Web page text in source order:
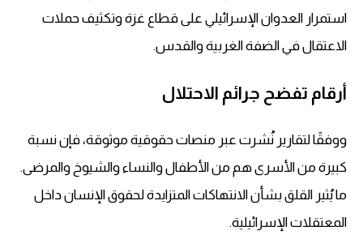
استمرار العدوان الإسرائيلي على قطاع غزة وتكثيف حملات
الاعتقال في الضفة الغربية والقدس.
أرقام تفضح جرائم الاحتلال
ووفقًا لتقارير نُشرت عبر منصات حقوقية موثوقة، فإن نسبة
كبيرة من الأسرى هم من الأطفال والنساء والشيوخ والمرضى.
ما يُثير القلق بشأن الانتهاكات المتزايدة لحقوق الإنسان داخل
المعتقلات الإسرائيلية.